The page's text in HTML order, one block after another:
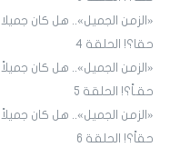
«الزمن الجميل».. هل كان جميلا
حقا؟! الحلقة 4
«الزمن الجميل».. هل كان جميلاً
حقـاً؟! الحلقة 5
«الزمن الجميل».. هل كان جميلاً
حقاً؟! الحلقة 6